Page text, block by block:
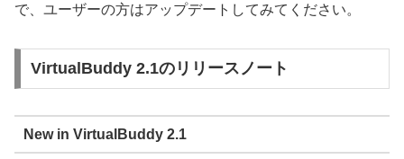
で、ユーザーの方はアップデートしてみてください。
VirtualBuddy 2.1のリリースノート
New in VirtualBuddy 2.1